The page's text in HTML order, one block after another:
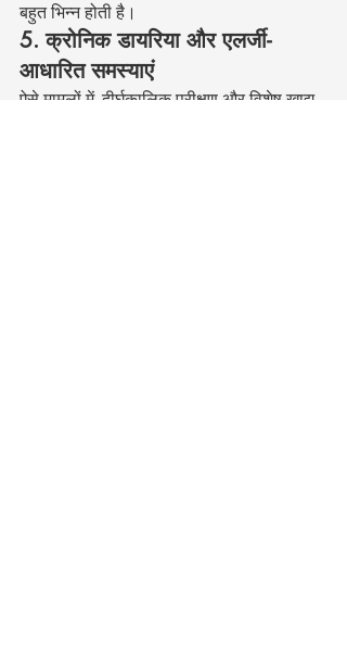
बहुत भिन्न होती है।
5. क्रोनिक डायरिया और एलर्जी-
आधारित समस्याएं
ऐसे मामलों में, दीर्घकालिक परीक्षण और विशेष खाद्य